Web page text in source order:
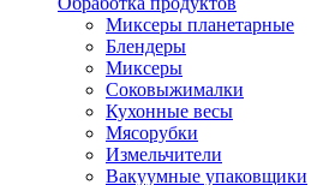
Миксеры планетарные
Блендеры
Миксеры
Соковыжималки
Кухонные весы
Мясорубки
Измельчители
Вакуумные упаковщики